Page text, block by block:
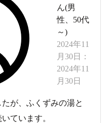
ん(男
性
50代
～)
2024年11
月30日
：
2024年11
月30日
が、ふくずみの湯と
ています。